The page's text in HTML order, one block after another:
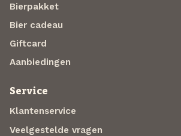
Bierpakket
Bier cadeau
Giftcard
Aanbiedingen
Service
Klantenservice
Veelgestelde vragen